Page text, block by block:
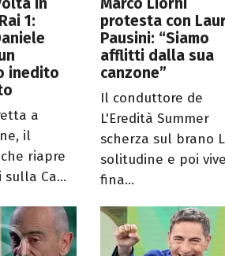
in
1:
inedito
a
il
riapre
Ca...
Marco Liorni
protesta con
Pausini: “Siamo
afflitti dalla sua
canzone”
Il conduttore de
L'Eredità Summer
scherza sul brano
solitudine e poi
fina...